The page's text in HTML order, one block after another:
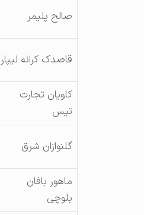
صالح پلیمر
قاصدک کرانه لیپار
کاویان تجارت
تیس
گلنوازان شرق
ماهور بافان
بلوچی